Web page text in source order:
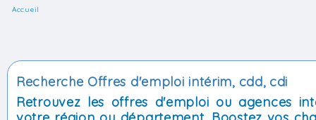
Accueil
Recherche Offres d'emploi intérim, cdd, cdi
Retrouvez les offres d'emploi ou agences